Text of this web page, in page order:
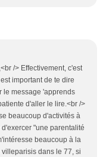
/> Effectivement, c'est
important de te dire
le message 'apprends
d'aller le lire.<br />
beaucoup d'activités à
"une parentalité
beaucoup à la
dans le 77, si